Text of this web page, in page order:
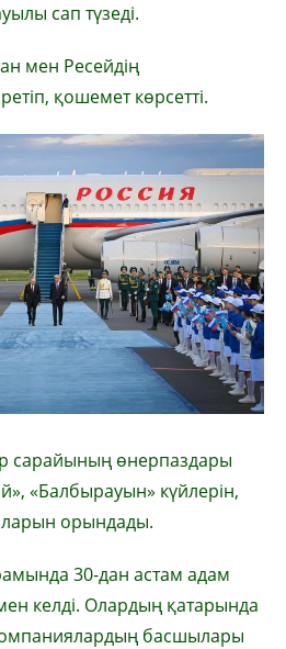
сап түзеді.
мен Ресейдің
қошемет көрсетті.
сарайының өнерпаздары
«Балбырауын» күйлерін,
орындады.
30-дан астам адам
келді. Олардың қатарында
басшылары